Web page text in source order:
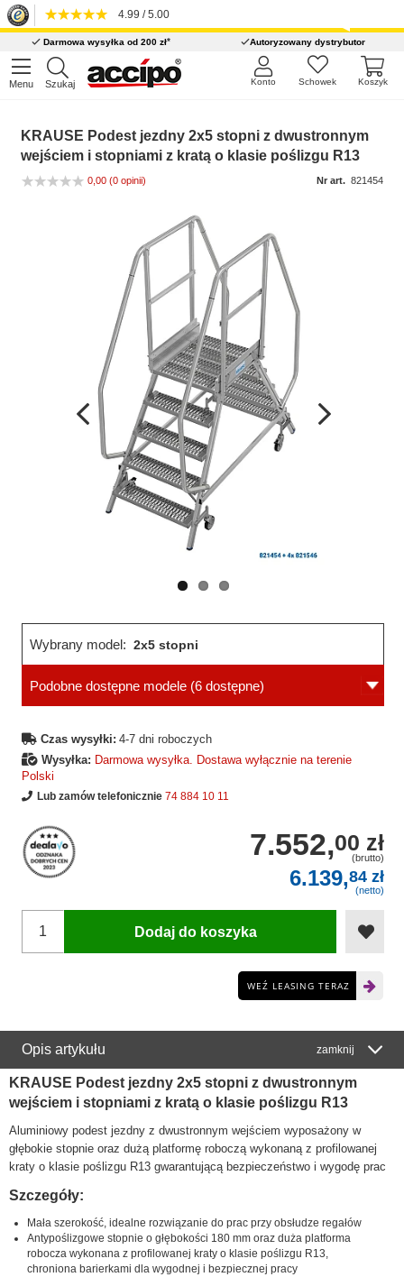
4.99 / 5.00
Darmowa wysyłka od 200 zł* Autoryzowany dystrybutor
Menu Szukaj Koszyk
Schowek
Konto
KRAUSE Podest jezdny 2x5 stopni z dwustronnym
wejściem i stopniami z kratą o klasie poślizgu R13
0,00 (0 opinii) Nr art. 821454
Wcześniejsza
Wybrany model: 2x5 stopni
Podobne dostępne modele (6 dostępne)
Czas wysyłki: 4-7 dni roboczych
Wysyłka: Darmowa wysyłka. Dostawa wyłącznie na terenie
Polski
Lub zamów telefonicznie 74 884 10 11
7.552,00 zł
(brutto)
6.139,84 zł
(netto)
Dodaj do koszyka
WEŹ LEASING TERAZ
Opis artykułu zamknij
KRAUSE Podest jezdny 2x5 stopni z dwustronnym
wejściem i stopniami z kratą o klasie poślizgu R13
Aluminiowy podest jezdny z dwustronnym wejściem wyposażony w
głębokie stopnie oraz dużą platformę roboczą wykonaną z profilowanej
kraty o klasie poślizgu R13 gwarantującą bezpieczeństwo i wygodę prac
Szczegóły:
Mała szerokość, idealne rozwiązanie do prac przy obsłudze regałów
Antypoślizgowe stopnie o głębokości 180 mm oraz duża platforma
robocza wykonana z profilowanej kraty o klasie poślizgu R13,
chroniona barierkami dla wygodnej i bezpiecznej pracy